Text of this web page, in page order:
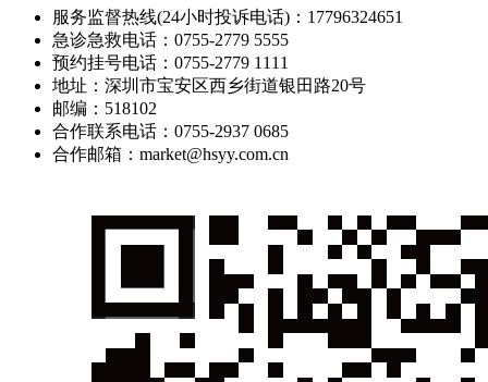
服务监督热线(24小时投诉电话)：17796324651
急诊急救电话：0755-2779 5555
预约挂号电话：0755-2779 1111
地址：深圳市宝安区西乡街道银田路20号
邮编：518102
合作联系电话：0755-2937 0685
合作邮箱：market@hsyy.com.cn